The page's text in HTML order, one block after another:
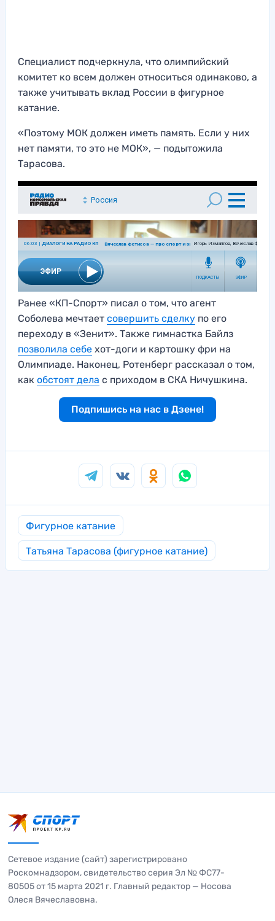
Специалист подчеркнула, что олимпийский
комитет ко всем должен относиться одинаково, а
также учитывать вклад России в фигурное
катание.
«Поэтому МОК должен иметь память. Если у них
нет памяти, то это не МОК», — подытожила
Тарасова.
Ранее «КП-Спорт» писал о том, что агент
Соболева мечтает совершить сделку по его
переходу в «Зенит». Также гимнастка Байлз
позволила себе хот-доги и картошку фри на
Олимпиаде. Наконец, Ротенберг рассказал о том,
как обстоят дела с приходом в СКА Ничушкина.
Подпишись на нас в Дзене!
Фигурное катание
Татьяна Тарасова (фигурное катание)
Сетевое издание (сайт) зарегистрировано
Роскомнадзором, свидетельство серия Эл № ФС77-
80505 от 15 марта 2021 г. Главный редактор — Носова
Олеся Вячеславовна.